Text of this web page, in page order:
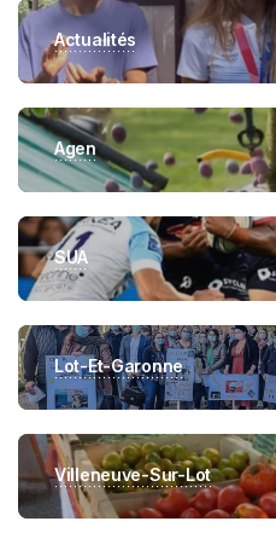
Actualités
Agen
SUA
Lot-Et-Garonne
Villeneuve-Sur-Lot